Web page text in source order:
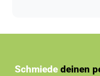
Ranking.
Schmiede deinen